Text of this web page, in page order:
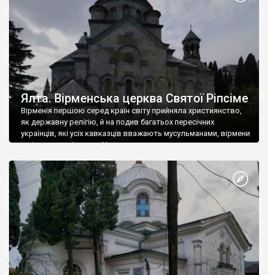
Ялта. Вірменська церква Святої Ріпсіме
Вірменія першою серед країн світу прийняла християнство,
як державну релігію, й на подив багатьох пересічних
українців, які усіх кавказців вважають мусульманами, вірмени
є відданими вірянами Христа